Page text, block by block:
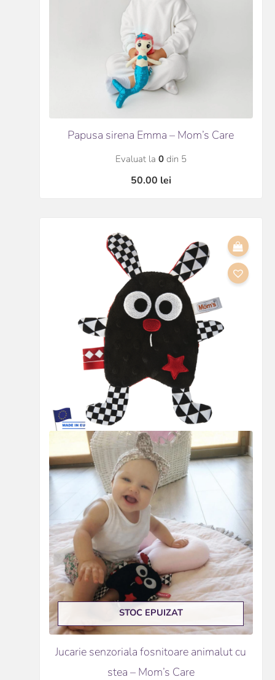
Papusa sirena Emma – Mom’s Care
Evaluat la 0din 5
50.00 lei
STOC EPUIZAT
Jucarie senzoriala fosnitoare animalut cu
stea – Mom’s Care